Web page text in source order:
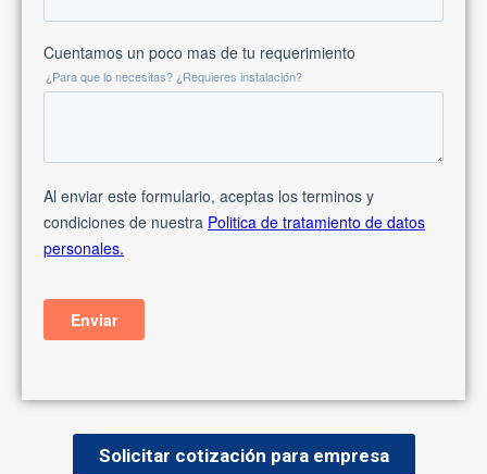
Solicitar cotización para empresa